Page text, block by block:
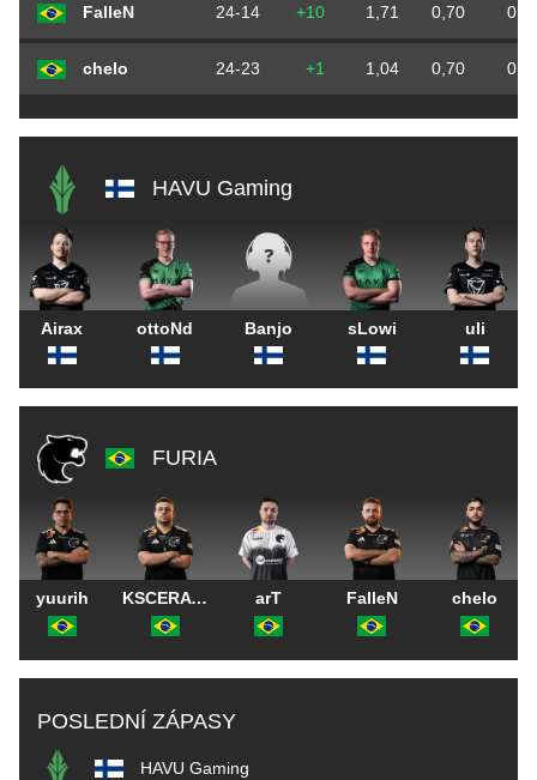
FalleN 24-14 +10 1,71 0,70
chelo 24-23 +1 1,04 0,70
HAVU Gaming
Airax ottoNd Banjo sLowi uli
FURIA
yuurih KSCERATO arT FalleN chelo
POSLEDNÍ ZÁPASY
HAVU Gaming